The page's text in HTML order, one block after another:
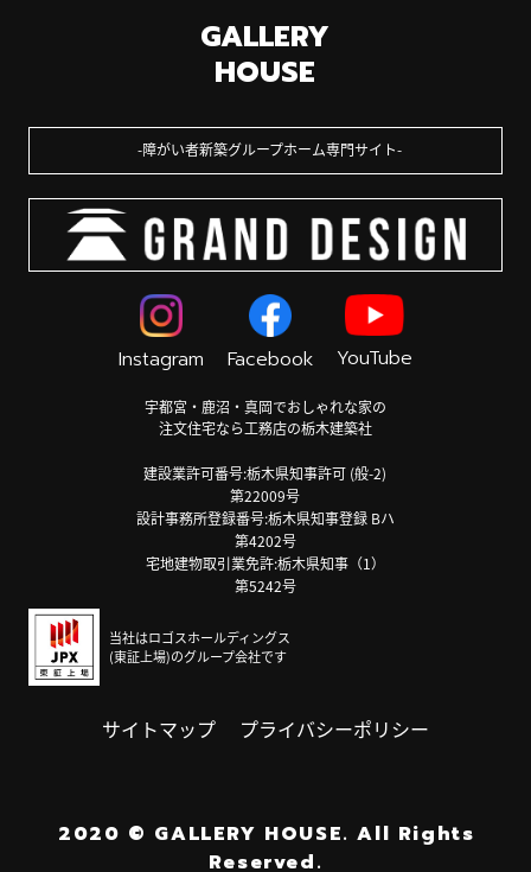
GALLERY
HOUSE
障がい者新築グループホーム専門サイト
Instagram Facebook YouTube
宇都宮・鹿沼・真岡でおしゃれな家の
注文住宅なら工務店の栃木建築社
建設業許可番号:栃木県知事許可 (般-2)
第22009号
設計事務所登録番号:栃木県知事登録 Bハ
第4202号
宅地建物取引業免許:栃木県知事（1）
第5242号
当社はロゴスホールディングス
(東証上場)のグループ会社です
サイトマップ プライバシーポリシー
2020 © GALLERY HOUSE. All Rights
Reserved.